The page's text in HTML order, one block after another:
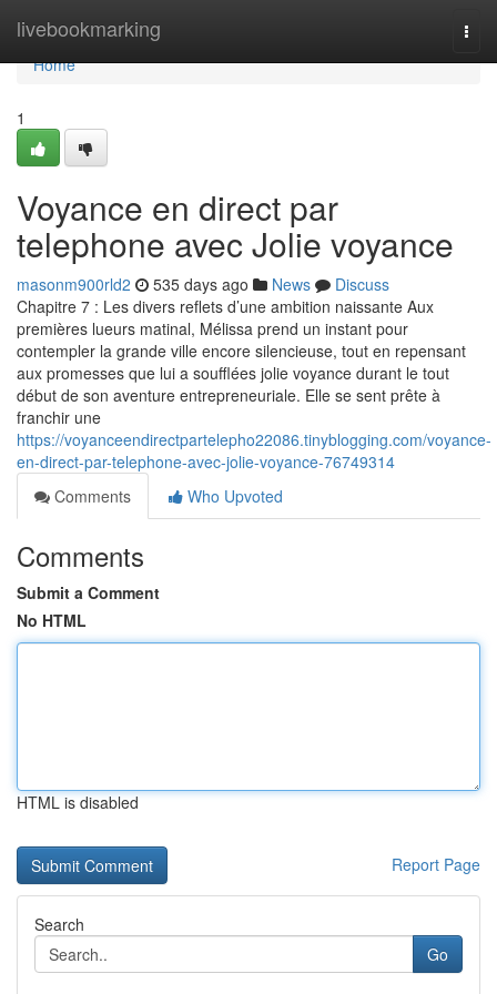
livebookmarking
Home
Home
1
Voyance en direct par
telephone avec Jolie voyance
masonm900rld2 535 days ago News
Discuss
Chapitre 7 : Les divers reflets d’une ambition naissante Aux
premières lueurs matinal, Mélissa prend un instant pour
contempler la grande ville encore silencieuse, tout en repensant
aux promesses que lui a soufflées jolie voyance durant le tout
début de son aventure entrepreneuriale. Elle se sent prête à
franchir une
https://voyanceendirectpartelepho22086.tinyblogging.com/voyance-
en-direct-par-telephone-avec-jolie-voyance-76749314
Comments
Who Upvoted
Comments
Submit a Comment
No HTML
HTML is disabled
Report Page
Search
Go